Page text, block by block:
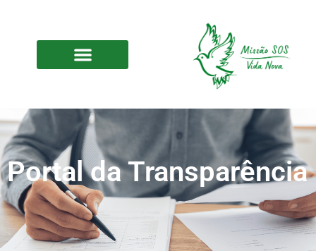
Portal da Transparência